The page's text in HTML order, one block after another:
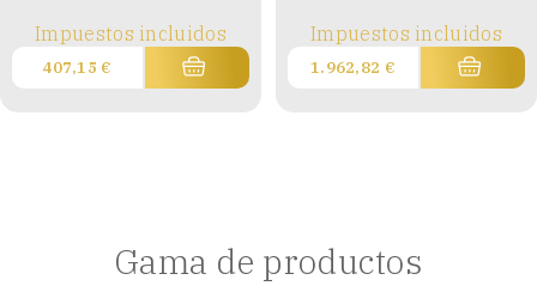
Impuestos incluidos
407,15 €
Impuestos incluidos
1.962,82 €
Gama de productos